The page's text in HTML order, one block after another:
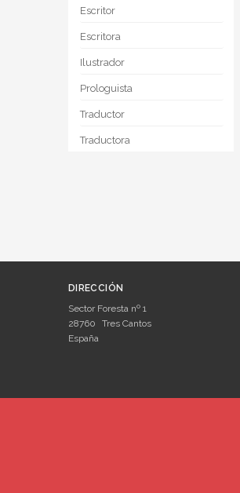
Escritor
Escritora
Ilustrador
Prologuista
Traductor
Traductora
DIRECCIÓN
Sector Foresta nº 1
28760
Tres Cantos
España